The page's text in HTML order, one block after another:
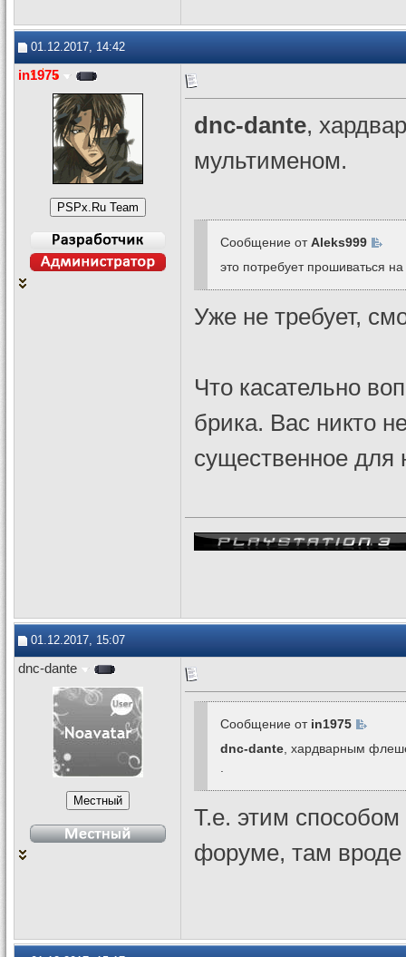
01.12.2017, 14:42
in1975
dnc-dante,
мультименом.
Сообщение отAleks999
это потребует прошиваться
Уже не требует,
Что касательно
брика. Вас никто
существенное для
01.12.2017, 15:07
dnc-dante
Сообщение от in1975
dnc-dante , хардварным
Т.е. этим способом
форуме, там вроде